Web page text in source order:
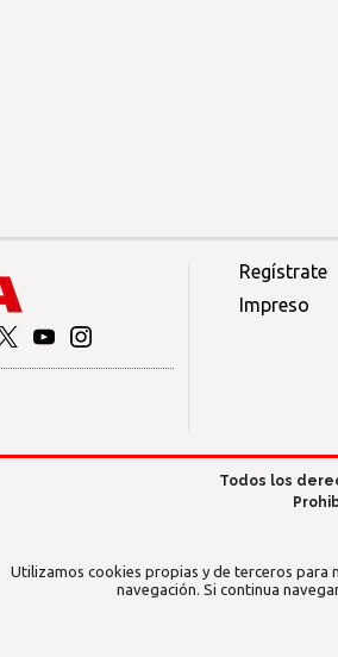
Regístrate
Impreso
Todos los
Utilizamos cookies propias y de terceros para
navegación. Si continua